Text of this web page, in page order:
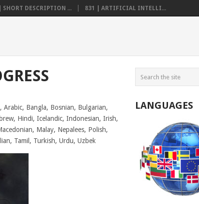
SHORT DESCRIPTION ... 831 | ARTIFICIAL INTELLI...
Arabic, Bangla, Bosnian, Bulgarian,
Hindi, Icelandic, Indonesian, Irish,
Malay, Nepalees, Polish,
Tamil, Turkish, Urdu, Uzbek
LANGUAGES